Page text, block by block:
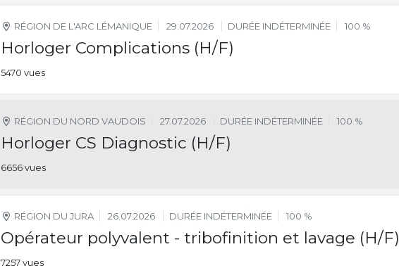
RÉGION DE L'ARC LÉMANIQUE 29.07.2026 DURÉE INDÉTERMINÉE 100 %
Horloger Complications (H/F)
5470 vues
RÉGION DU NORD VAUDOIS 27.07.2026 DURÉE INDÉTERMINÉE 100 %
Horloger CS Diagnostic (H/F)
6656 vues
RÉGION DU JURA 26.07.2026 DURÉE INDÉTERMINÉE 100 %
Opérateur polyvalent - tribofinition et lavage (H/F)
7257 vues